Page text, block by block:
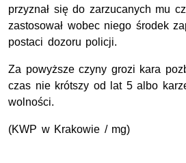
przyznał się do zarzucanych mu
zastosował wobec niego środek
postaci dozoru policji.
Za powyższe czyny grozi kara
czas nie krótszy od lat 5 albo
wolności.
(KWP w Krakowie / mg)